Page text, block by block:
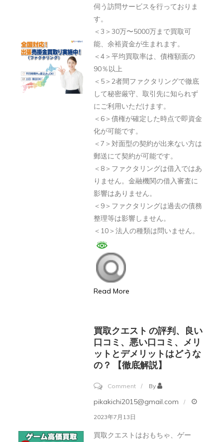
あ
た
が
保
て
い
売
掛
金
は
ら
ド
約
で
金・
最
低
水
準
の
料
伺う訪問サービスを行っておりま
す。
＜3＞30万〜5000万まで買取可
能、余裕資金が生まれます。
＜4＞平均買取率は、債権額面の
90％以上
＜5＞2者間ファクタリングで徹底
して秘密厳守、取引先に知られず
にご利用いただけます。
＜6＞債権が確定した時点で即資金
化が可能です。
＜7＞対面型の契約が出来ない方は
郵送にて契約が可能です。
＜8＞ファクタリングは借入ではあ
りません。金融機関の借入審査に
影響はありません。
＜9＞ファクタリングは過去の債務
整理等は影響しません。
＜10＞法人の種類は問いません。
Read More
買取クエスト の評判、良い
口コミ、悪い口コミ、メリ
ットとデメリットはどうな
の？ 【徹底解説】
Commenton
買
By
pikakichi2015@gmail.com
2023年7月13日
買取クエストはおもちゃ、ゲー